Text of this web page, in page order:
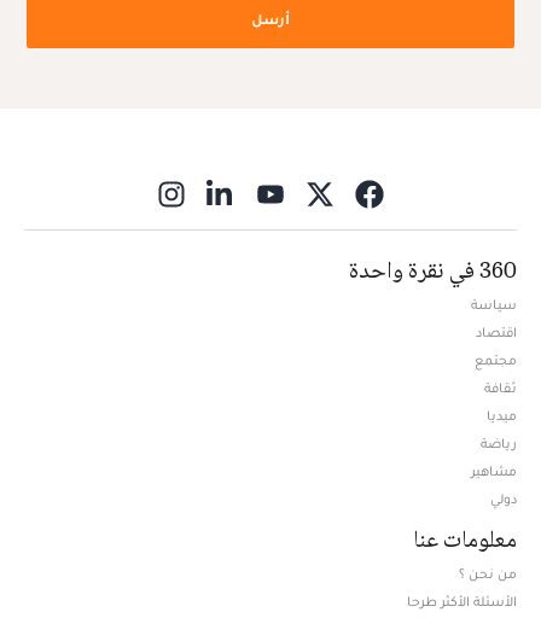
أرسل
360 في نقرة واحدة
سياسة
اقتصاد
مجتمع
ثقافة
ميديا
رياضة
مشاهير
دولي
معلومات عنا
من نحن ؟
الأسئلة الأكثر طرحا